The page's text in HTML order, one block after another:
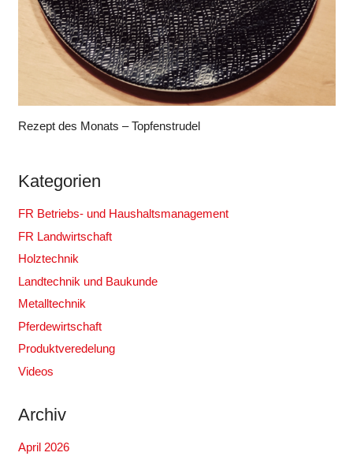
Rezept des Monats – Topfenstrudel
Kategorien
FR Betriebs- und Haushaltsmanagement
FR Landwirtschaft
Holztechnik
Landtechnik und Baukunde
Metalltechnik
Pferdewirtschaft
Produktveredelung
Videos
Archiv
April 2026